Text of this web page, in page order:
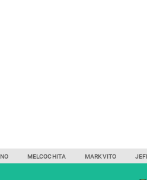
MELCOCHITA MARK VITO